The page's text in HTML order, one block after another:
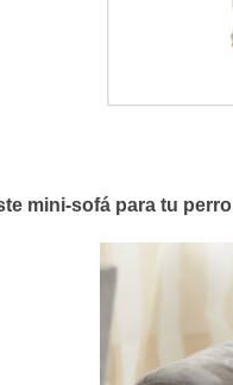
mini-sofá para tu perro